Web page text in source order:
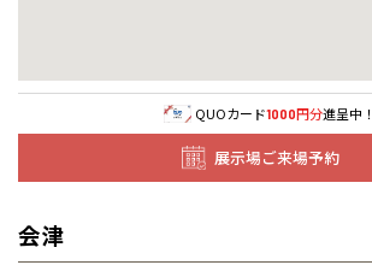
QUOカード1000円分進呈中！
展示場ご来場予約
会津